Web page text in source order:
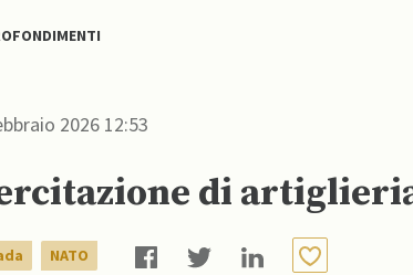
2026 12:53
di
NATO